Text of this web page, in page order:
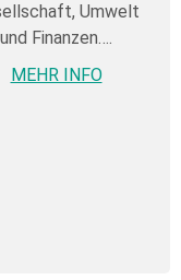
Umwelt
und Finanzen….
MEHR INFO